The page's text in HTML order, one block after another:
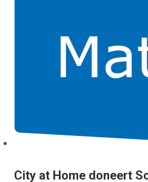
City at Home doneert